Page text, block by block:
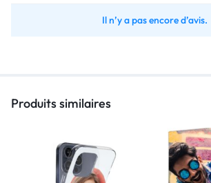
Il n’y a pas encore d’avis.
Produits similaires